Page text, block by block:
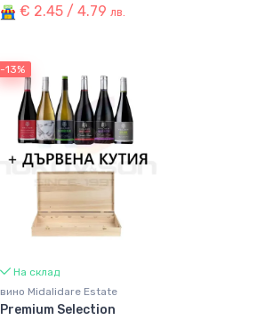
€ 2.45 / 4.79лв.
-13%
На склад
вино Midalidare Estate
Premium Selection